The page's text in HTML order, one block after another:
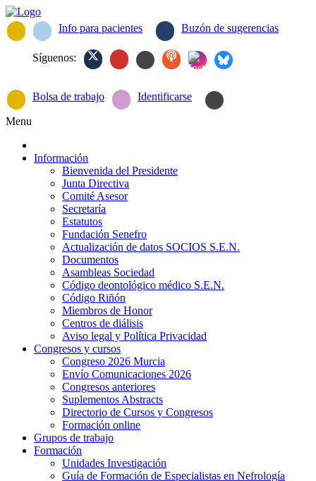
Info para pacientes Buzón de sugerencias
Síguenos:
Bolsa de trabajo Identificarse
Menu
Información
Bienvenida del Presidente
Junta Directiva
Comité Asesor
Secretaría
Estatutos
Fundación Senefro
Actualización de datos SOCIOS S.E.N.
Documentos
Asambleas Sociedad
Código deontológico médico S.E.N.
Código Riñón
Miembros de Honor
Centros de diálisis
Aviso legal y Política Privacidad
Congresos y cursos
Congreso 2026 Murcia
Envío Comunicaciones 2026
Congresos anteriores
Suplementos Abstracts
Directorio de Cursos y Congresos
Formación online
Grupos de trabajo
Formación
Unidades Investigación
Guía de Formación de Especialistas en Nefrología